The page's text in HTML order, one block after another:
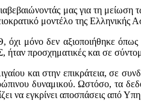
μας για τη
μοντέλο της Ελληνικής
μόνο δεν αξιοποιήθηκε
προσχηματικές και σε
και στην επικράτεια, σε
δυναμικού. Ωστόσο, τα
να εγκρίνει αποσπάσεις από